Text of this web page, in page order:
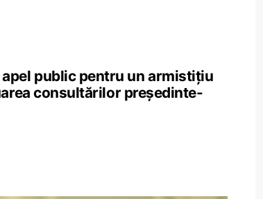
apel public pentru un armistițiu
consultărilor președinte-